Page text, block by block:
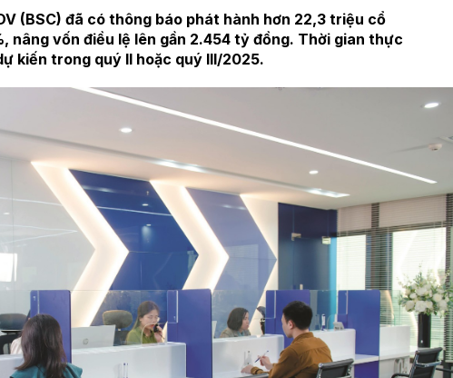
(BSC) đã có thông báo phát hành hơn 22,3 triệu cổ
nâng vốn điều lệ lên gần 2.454 tỷ đồng. Thời gian thực
kiến trong quý II hoặc quý III/2025.